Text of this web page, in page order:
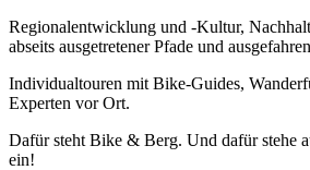
Regionalentwicklung und -Kultur,
abseits ausgetretener Pfade und
Individualtouren mit Bike-Guides,
Experten vor Ort.
Dafür steht Bike & Berg. Und dafür stehe
ein!